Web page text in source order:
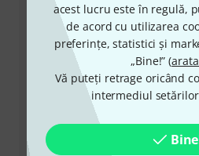
acest lucru este în regulă,
de acord cu utilizarea
preferințe, statistici și
„Bine!” (
Vă puteți retrage oricând
intermediul setărilor
Recenzii
Golden Master